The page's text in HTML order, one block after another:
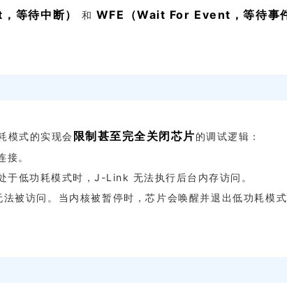
等待中断） 和 WFE （Wait For Event，等待事
模式的实现会 限制甚至完全关闭芯片 的调试逻辑：
。
低功耗模式时，J-Link 无法执行后台内存访问。
被访问。当内核被暂停时，芯片会唤醒并退出低功耗模